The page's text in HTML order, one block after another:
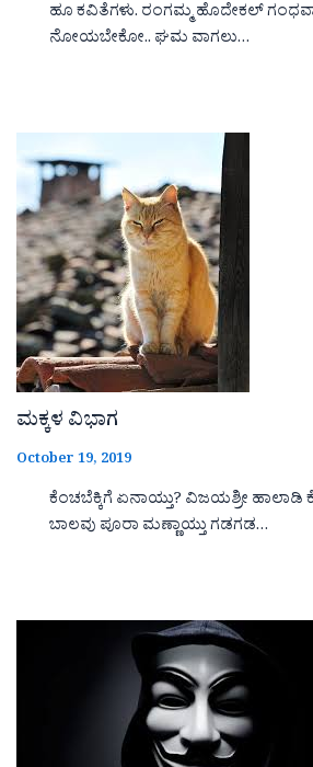
ಹೂ ಕವಿತೆಗಳು. ರಂಗಮ್ಮ ಹೊದೇಕಲ್
ನೋಯಬೇಕೋ.. ಘಮ ವಾಗಲು…
ಮಕ್ಕಳ ವಿಭಾಗ
October 19, 2019
ಕೆಂಚಬೆಕ್ಕಿಗೆ ಏನಾಯ್ತು? ವಿಜಯಶ್ರೀ ಹಾಲಾಡಿ
ಬಾಲವು ಪೂರಾ ಮಣ್ಣಾಯ್ತು ಗಡಗಡ…